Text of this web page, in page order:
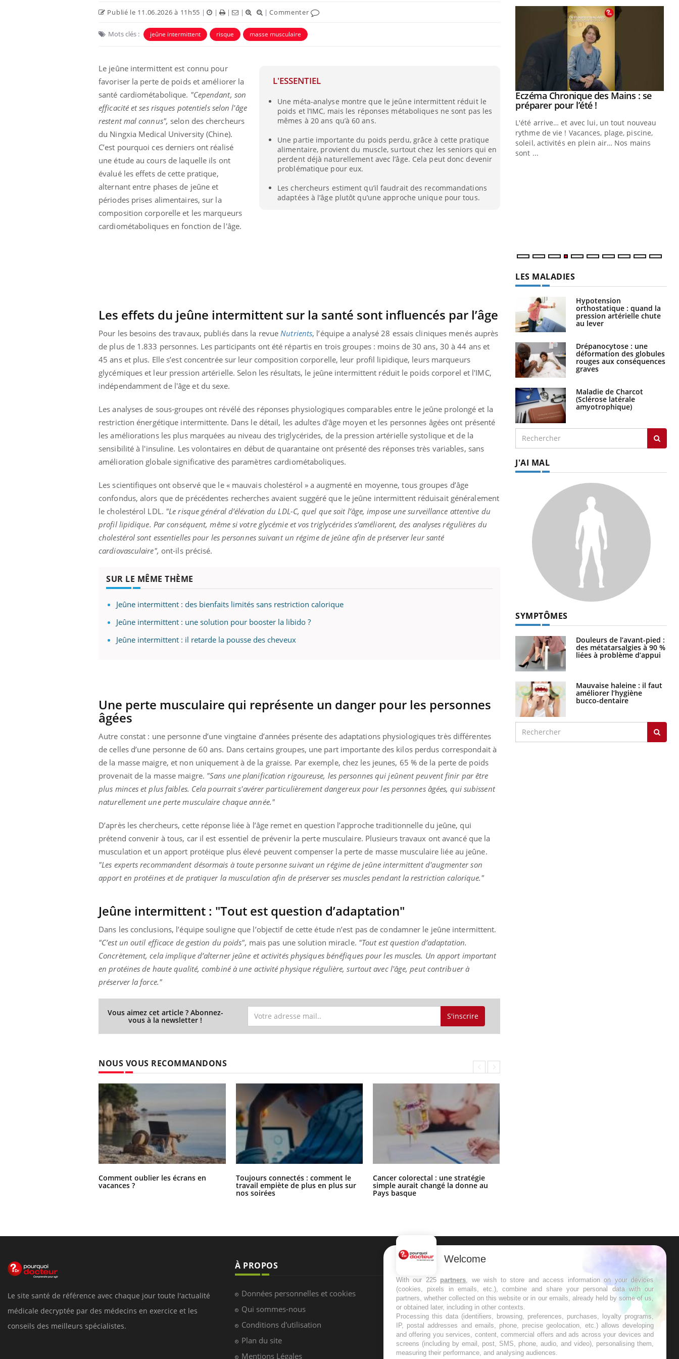
Publié le 11.06.2026 à 11h55 | | | | |Commenter
Mots clés : jeûne intermittent risque masse musculaire
L'ESSENTIEL
Une méta-analyse montre que le jeûne intermittent réduit le
poids et l’IMC, mais les réponses métaboliques ne sont pas les
mêmes à 20 ans qu’à 60 ans.
Une partie importante du poids perdu, grâce à cette pratique
alimentaire, provient du muscle, surtout chez les seniors qui en
perdent déjà naturellement avec l’âge. Cela peut donc devenir
problématique pour eux.
Les chercheurs estiment qu’il faudrait des recommandations
adaptées à l’âge plutôt qu’une approche unique pour tous.
Le jeûne intermittent est connu pour
favoriser la perte de poids et améliorer la
santé cardiométabolique. "Cependant, son
efficacité et ses risques potentiels selon l'âge
restent mal connus", selon des chercheurs
du Ningxia Medical University (Chine).
C’est pourquoi ces derniers ont réalisé
une étude au cours de laquelle ils ont
évalué les effets de cette pratique,
alternant entre phases de jeûne et
périodes prises alimentaires, sur la
composition corporelle et les marqueurs
cardiométaboliques en fonction de l'âge.
Les effets du jeûne intermittent sur la santé sont influencés par l’âge
Pour les besoins des travaux, publiés dans la revue Nutrients, l’équipe a analysé 28 essais cliniques menés auprès
de plus de 1.833 personnes. Les participants ont été répartis en trois groupes : moins de 30 ans, 30 à 44 ans et
45 ans et plus. Elle s’est concentrée sur leur composition corporelle, leur profil lipidique, leurs marqueurs
glycémiques et leur pression artérielle. Selon les résultats, le jeûne intermittent réduit le poids corporel et l'IMC,
indépendamment de l'âge et du sexe.
Les analyses de sous-groupes ont révélé des réponses physiologiques comparables entre le jeûne prolongé et la
restriction énergétique intermittente. Dans le détail, les adultes d'âge moyen et les personnes âgées ont présenté
les améliorations les plus marquées au niveau des triglycérides, de la pression artérielle systolique et de la
sensibilité à l'insuline. Les volontaires en début de quarantaine ont présenté des réponses très variables, sans
amélioration globale significative des paramètres cardiométaboliques.
Les scientifiques ont observé que le « mauvais cholestérol » a augmenté en moyenne, tous groupes d’âge
confondus, alors que de précédentes recherches avaient suggéré que le jeûne intermittent réduisait généralement
le cholestérol LDL. "Le risque général d’élévation du LDL-C, quel que soit l’âge, impose une surveillance attentive du
profil lipidique. Par conséquent, même si votre glycémie et vos triglycérides s’améliorent, des analyses régulières du
cholestérol sont essentielles pour les personnes suivant un régime de jeûne afin de préserver leur santé
cardiovasculaire", ont-ils précisé.
SUR LE MÊME THÈME
Jeûne intermittent : des bienfaits limités sans restriction calorique
Jeûne intermittent : une solution pour booster la libido ?
Jeûne intermittent : il retarde la pousse des cheveux
Une perte musculaire qui représente un danger pour les personnes
âgées
Autre constat : une personne d’une vingtaine d’années présente des adaptations physiologiques très différentes
de celles d’une personne de 60 ans. Dans certains groupes, une part importante des kilos perdus correspondait à
de la masse maigre, et non uniquement à de la graisse. Par exemple, chez les jeunes, 65 % de la perte de poids
provenait de la masse maigre. "Sans une planification rigoureuse, les personnes qui jeûnent peuvent finir par être
plus minces et plus faibles. Cela pourrait s'avérer particulièrement dangereux pour les personnes âgées, qui subissent
naturellement une perte musculaire chaque année."
D’après les chercheurs, cette réponse liée à l’âge remet en question l’approche traditionnelle du jeûne, qui
prétend convenir à tous, car il est essentiel de prévenir la perte musculaire. Plusieurs travaux ont avancé que la
musculation et un apport protéique plus élevé peuvent compenser la perte de masse musculaire liée au jeûne.
"Les experts recommandent désormais à toute personne suivant un régime de jeûne intermittent d'augmenter son
apport en protéines et de pratiquer la musculation afin de préserver ses muscles pendant la restriction calorique."
Jeûne intermittent : "Tout est question d’adaptation"
Dans les conclusions, l’équipe souligne que l’objectif de cette étude n’est pas de condamner le jeûne intermittent.
"C’est un outil efficace de gestion du poids", mais pas une solution miracle. "Tout est question d’adaptation.
Concrètement, cela implique d’alterner jeûne et activités physiques bénéfiques pour les muscles. Un apport important
en protéines de haute qualité, combiné à une activité physique régulière, surtout avec l'âge, peut contribuer à
préserver la force."
Vous aimez cet article ? Abonnez-
vous à la newsletter ! S'inscrire
NOUS VOUS RECOMMANDONS
Comment oublier les écrans en
vacances ?
Toujours connectés : comment le
travail empiète de plus en plus sur
nos soirées
Cancer colorectal : une stratégie
simple aurait changé la donne au
Pays basque
Carence en fer : comprendre pour
Youtube
même alopécie… Les symptômes de la
carence en fer sont multiples ce qui la rend
Youtube
Insuline & Charge mentale : et si on
osait en parler??Youtube
En 2026, l'insuline dans le diabète de type 2
reste entourée d'idées reçues chez les
patients comme parfois chez les soignants.
Youtube
Eczéma Chronique des Mains : se
préparer pour l’été !Youtube
L'été arrive… et avec lui, un tout nouveau
rythme de vie ! Vacances, plage, piscine,
soleil, activités en plein air… Nos mains
sont ...
LES MALADIES
Hypotension
orthostatique : quand la
pression artérielle chute
au lever
Drépanocytose : une
déformation des globules
rouges aux conséquences
graves
Maladie de Charcot
(Sclérose latérale
amyotrophique)
J'AI MAL
SYMPTÔMES
Douleurs de l’avant-pied :
des métatarsalgies à 90 %
liées à problème d’appui
Mauvaise haleine : il faut
améliorer l’hygiène
bucco-dentaire
Le site santé de référence avec chaque jour toute l'actualité
médicale decryptée par des médecins en exercice et les
conseils des meilleurs spécialistes.
À PROPOS
Données personnelles et cookies
Qui sommes-nous
Conditions d'utilisation
Plan du site
Mentions Légales
NEWSLETTER
Recevez toutes les semaines les meilleures
infos santé
S'INSCRIRE
Welcome
With our 225 partners, we wish to store and access information on your devices
(cookies, pixels in emails, etc.), combine and share your personal data with our
partners, whether collected on this website or in our emails, already held by some of us,
or obtained later, including in other contexts.
Processing this data (identifiers, browsing, preferences, purchases, loyalty programs,
IP, postal addresses and emails, phone, precise geolocation, etc.) allows developing
and offering you services, content, commercial offers and ads across your devices and
screens (including by email, post, SMS, phone, audio, and video), personalising them,
measuring their performance, and analysing audiences.